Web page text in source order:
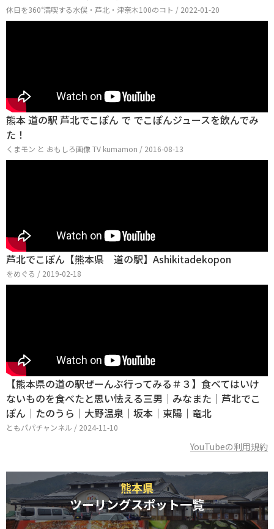
休日を360°満喫する水俣・芦北・津奈木100のコト / 2022-01-20
熊本 道の駅 芦北でこぽん で でこぽんジュースを飲んでみ
た！
くまモン と おもしろ画像 TV kumamon / 2016-08-13
芦北でこぽん【熊本県 道の駅】Ashikitadekopon
をめぐる / 2019-02-18
【熊本県の道の駅ぜーんぶ行ってみる＃３】食べてはいけ
ないものを食べたと思い怯える三男｜みなまた｜芦北でこ
ぽん｜たのうら｜大野温泉｜坂本｜東陽｜竜北
ともパパチャンネル / 2024-11-10
YouTubeの利用規約
熊本県
ツーリングスポット一覧